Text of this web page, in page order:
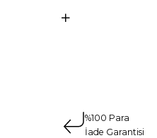
%100 Para
İade Garantisi